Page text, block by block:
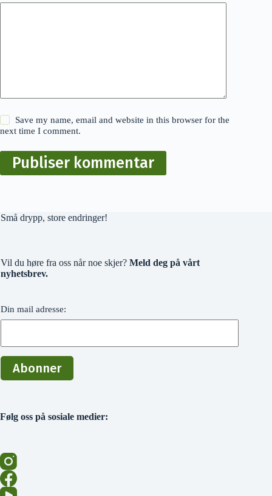
Save my name, email and website in this browser for the
next time I comment.
Publiser kommentar
Små drypp, store endringer!
Vil du høre fra oss når noe skjer? Meld deg på vårt
nyhetsbrev.
Din mail adresse:
Følg oss på sosiale medier: